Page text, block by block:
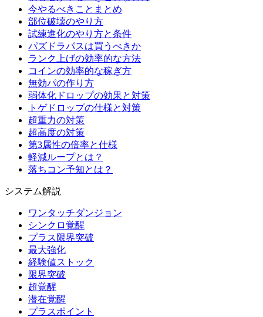
今やるべきことまとめ
部位破壊のやり方
試練進化のやり方と条件
パズドラパスは買うべきか
ランク上げの効率的な方法
コインの効率的な稼ぎ方
無効パの作り方
弱体化ドロップの効果と対策
トゲドロップの仕様と対策
超重力の対策
超高度の対策
第3属性の倍率と仕様
軽減ループとは？
落ちコン予知とは？
システム解説
ワンタッチダンジョン
シンクロ覚醒
プラス限界突破
最大強化
経験値ストック
限界突破
超覚醒
潜在覚醒
プラスポイント